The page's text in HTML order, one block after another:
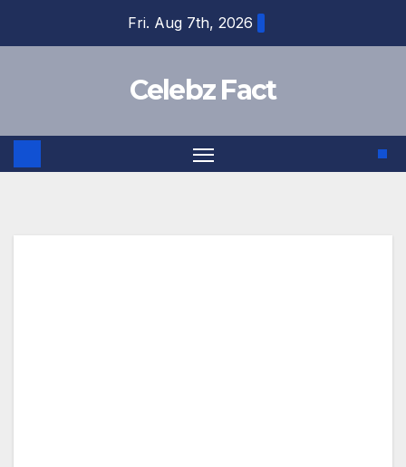
Fri. Aug 7th, 2026
Celebz Fact